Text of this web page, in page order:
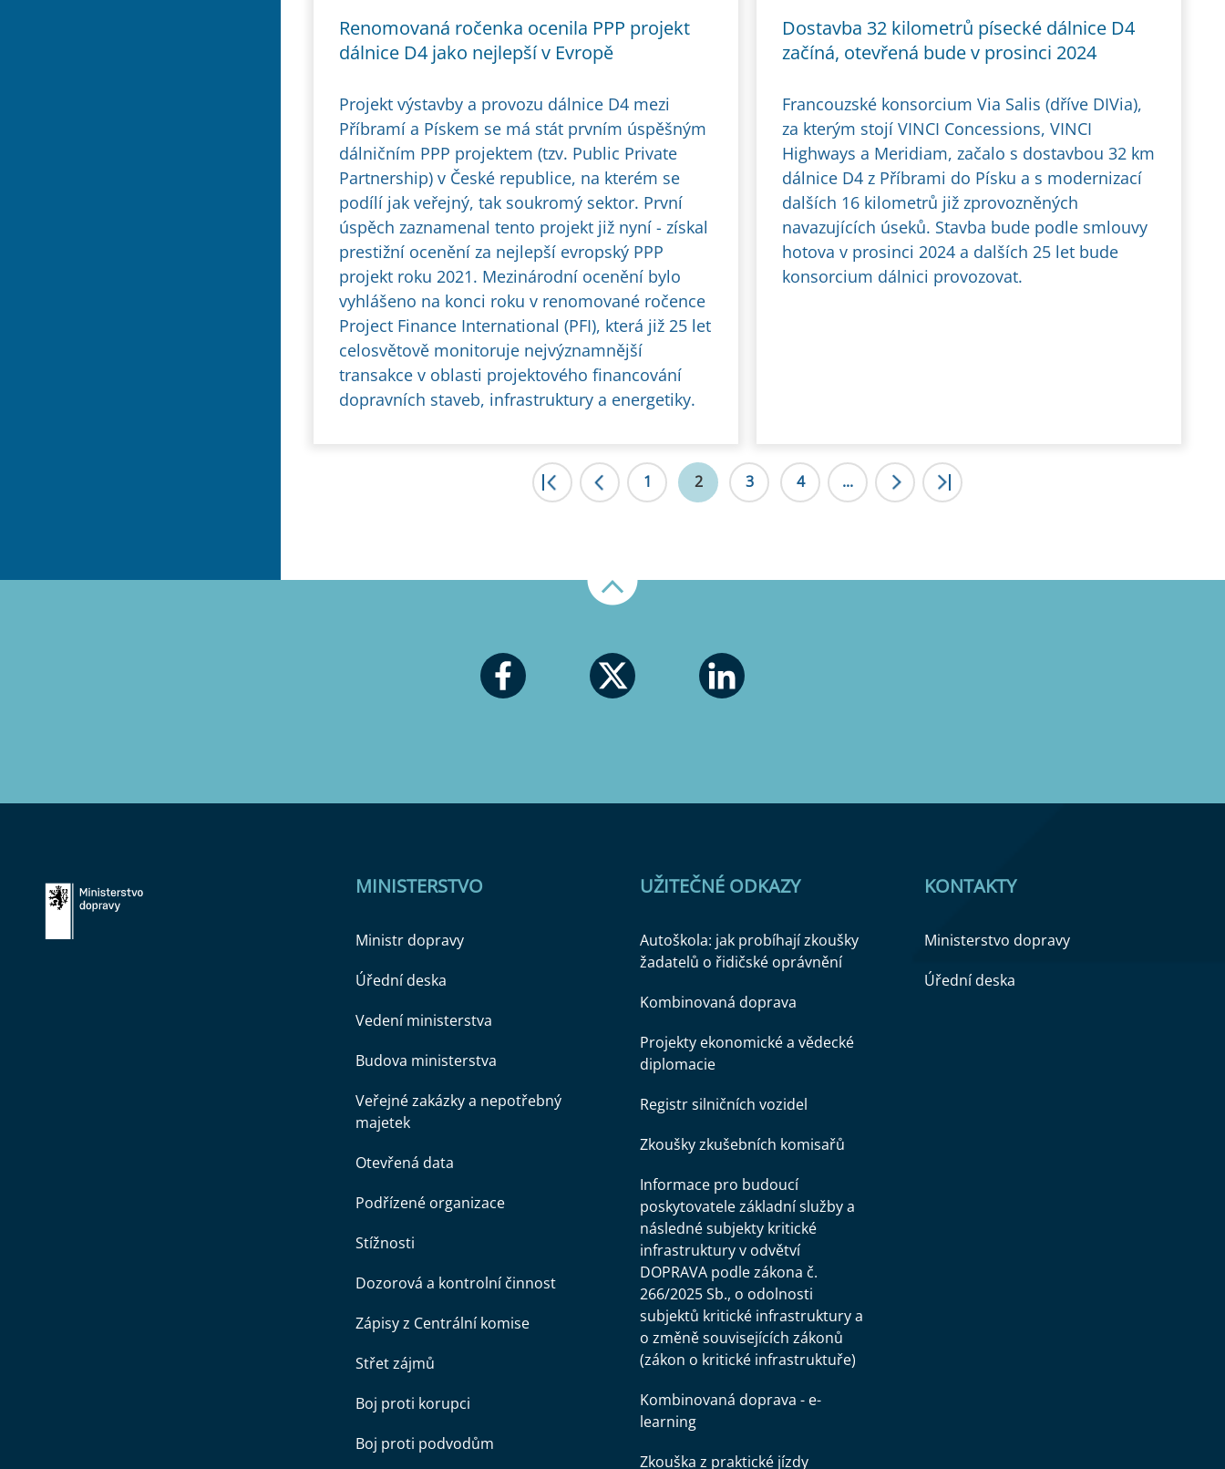
Renomovaná ročenka ocenila PPP projekt
dálnice D4 jako nejlepší v Evropě
Projekt výstavby a provozu dálnice D4 mezi
Příbramí a Pískem se má stát prvním úspěšným
dálničním PPP projektem (tzv. Public Private
Partnership) v České republice, na kterém se
podílí jak veřejný, tak soukromý sektor. První
úspěch zaznamenal tento projekt již nyní - získal
prestižní ocenění za nejlepší evropský PPP
projekt roku 2021. Mezinárodní ocenění bylo
vyhlášeno na konci roku v renomované ročence
Project Finance International (PFI), která již 25 let
celosvětově monitoruje nejvýznamnější
transakce v oblasti projektového financování
dopravních staveb, infrastruktury a energetiky.
Dostavba 32 kilometrů písecké dálnice D4
začíná, otevřená bude v prosinci 2024
Francouzské konsorcium Via Salis (dříve DIVia),
za kterým stojí VINCI Concessions, VINCI
Highways a Meridiam, začalo s dostavbou 32 km
dálnice D4 z Příbrami do Písku a s modernizací
dalších 16 kilometrů již zprovozněných
navazujících úseků. Stavba bude podle smlouvy
hotova v prosinci 2024 a dalších 25 let bude
konsorcium dálnici provozovat.
|< 1 2 3 4 ...
MINISTERSTVO
Ministr dopravy
Úřední deska
Vedení ministerstva
Budova ministerstva
Veřejné zakázky a nepotřebný
majetek
Otevřená data
Podřízené organizace
Stížnosti
Dozorová a kontrolní činnost
Zápisy z Centrální komise
Střet zájmů
Boj proti korupci
Boj proti podvodům
UŽITEČNÉ ODKAZY
Autoškola: jak probíhají zkoušky
žadatelů o řidičské oprávnění
Kombinovaná doprava
Projekty ekonomické a vědecké
diplomacie
Registr silničních vozidel
Zkoušky zkušebních komisařů
Informace pro budoucí
poskytovatele základní služby a
následné subjekty kritické
infrastruktury v odvětví
DOPRAVA podle zákona č.
266/2025 Sb., o odolnosti
subjektů kritické infrastruktury a
o změně souvisejících zákonů
(zákon o kritické infrastruktuře)
Kombinovaná doprava - e-
learning
Zkouška z praktické jízdy
KONTAKTY
Ministerstvo dopravy
Úřední deska